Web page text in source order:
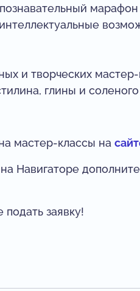
и творческих
глины и
мастер-классы на
Навигаторе
заявку!